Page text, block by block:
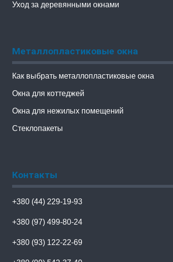
Уход за деревянными окнами
Металлопластиковые окна
Как выбрать металлопластиковые окна
Окна для коттеджей
Окна для нежилых помещений
Стеклопакеты
Контакты
+380 (44) 229-19-93
+380 (97) 499-80-24
+380 (93) 122-22-69